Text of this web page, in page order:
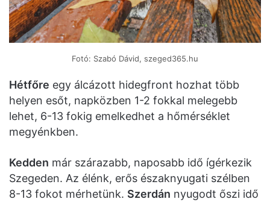
Fotó: Szabó Dávid, szeged365.hu
Hétfőre egy álcázott hidegfront hozhat több
helyen esőt, napközben 1-2 fokkal melegebb
lehet, 6-13 fokig emelkedhet a hőmérséklet
megyénkben.
Kedden már szárazabb, naposabb idő ígérkezik
Szegeden. Az élénk, erős északnyugati szélben
8-13 fokot mérhetünk. Szerdán nyugodt őszi idő